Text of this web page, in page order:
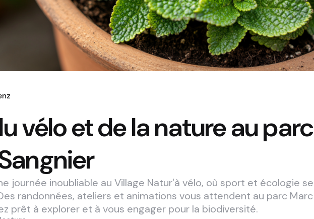
vélo et de la nature au parc
journée inoubliable au Village Natur'à vélo, où sport et écologie se
randonnées, ateliers et animations vous attendent au parc Marc
prêt à explorer et à vous engager pour la biodiversité.